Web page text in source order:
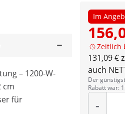
Im
Zeitlich
131,09 €
auch
Der
Rabatt war:
-
– 1200-W-
cm
für